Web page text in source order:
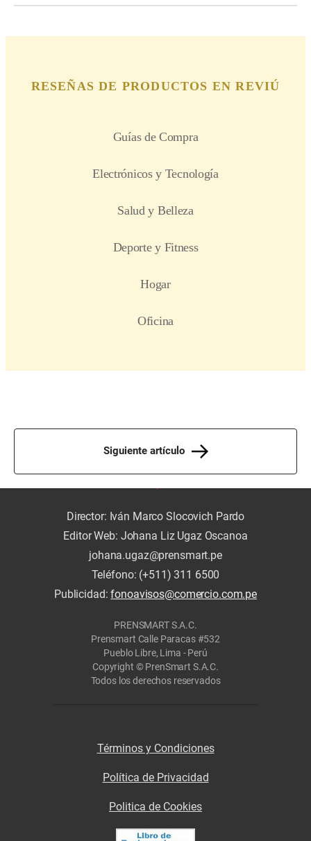
Siguiente artículo
Director: Iván Marco Slocovich Pardo
Editor Web: Johana Liz Ugaz Oscanoa
johana.ugaz@prensmart.pe
Teléfono: (+511) 311 6500
Publicidad:fonoavisos@comercio.com.pe
PRENSMART S.A.C.
Prensmart Calle Paracas #532
Pueblo Libre, Lima - Perú
Copyright © PrenSmart S.A.C.
Todos los derechos reservados
Términos y Condiciones
Política de Privacidad
Politica de Cookies